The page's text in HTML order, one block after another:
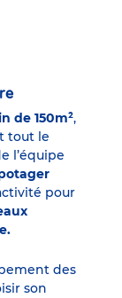
de 150m²,
tout le
l’équipe
pour
des
son